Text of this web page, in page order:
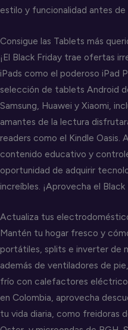
estilo y funcionalidad antes de
Consigue las Tablets más
¡El Black Friday trae ofertas
iPads como el poderoso iPad
selección de tablets Android
Samsung, Huawei y Xiaomi,
amantes de la lectura
readers como el Kindle Oasis.
contenido educativo y
oportunidad de adquirir
increíbles. ¡Aprovecha el Black
Actualiza tus
Mantén tu hogar fresco y
portátiles, splits e inverter de
además de ventiladores de
frío con calefactores
en Colombia, aprovecha
tu vida diaria, como freidoras